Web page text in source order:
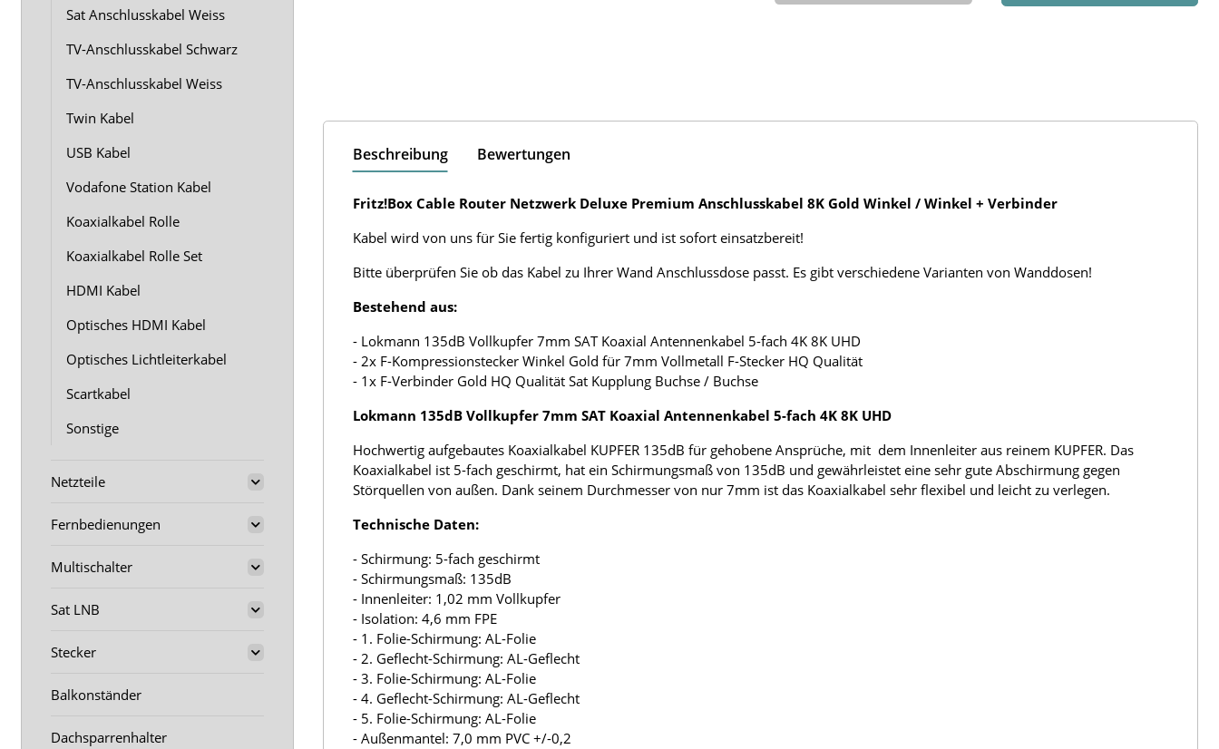
Beschreibung Bewertungen
Fritz!Box Cable Router Netzwerk Deluxe Premium Anschlusskabel 8K Gold Winkel / Winkel + Verbinder
Kabel wird von uns für Sie fertig konfiguriert und ist sofort einsatzbereit!
Bitte überprüfen Sie ob das Kabel zu Ihrer Wand Anschlussdose passt. Es gibt verschiedene Varianten von Wanddosen!
Bestehend aus:
- Lokmann 135dB Vollkupfer 7mm SAT Koaxial Antennenkabel 5-fach 4K 8K UHD
- 2x F-Kompressionstecker Winkel Gold für 7mm Vollmetall F-Stecker HQ Qualität
- 1x F-Verbinder Gold HQ Qualität Sat Kupplung Buchse / Buchse
Lokmann 135dB Vollkupfer 7mm SAT Koaxial Antennenkabel 5-fach 4K 8K UHD
Hochwertig aufgebautes Koaxialkabel KUPFER 135dB für gehobene Ansprüche, mit dem Innenleiter aus reinem KUPFER. Das
Koaxialkabel ist 5-fach geschirmt, hat ein Schirmungsmaß von 135dB und gewährleistet eine sehr gute Abschirmung gegen
Störquellen von außen. Dank seinem Durchmesser von nur 7mm ist das Koaxialkabel sehr flexibel und leicht zu verlegen.
Technische Daten:
- Schirmung: 5-fach geschirmt
- Schirmungsmaß: 135dB
- Innenleiter: 1,02 mm Vollkupfer
- Isolation: 4,6 mm FPE
- 1. Folie-Schirmung: AL-Folie
- 2. Geflecht-Schirmung: AL-Geflecht
- 3. Folie-Schirmung: AL-Folie
- 4. Geflecht-Schirmung: AL-Geflecht
- 5. Folie-Schirmung: AL-Folie
- Außenmantel: 7,0 mm PVC +/-0,2
Sat Anschlusskabel Weiss
TV-Anschlusskabel Schwarz
TV-Anschlusskabel Weiss
Twin Kabel
USB Kabel
Vodafone Station Kabel
Koaxialkabel Rolle
Koaxialkabel Rolle Set
HDMI Kabel
Optisches HDMI Kabel
Optisches Lichtleiterkabel
Scartkabel
Sonstige
Netzteile
Fernbedienungen
Multischalter
Sat LNB
Stecker
Balkonständer
Dachsparrenhalter